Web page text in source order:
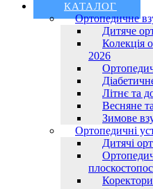
КАТАЛОГ
Ортопедичне
Дитяче
Колекція
2026
Літнє та
Весняне
Зимове
Ортопедичні
Дитячі